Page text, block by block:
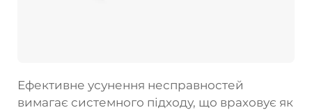
Ефективне усунення несправностей
вимагає системного підходу, що враховує як